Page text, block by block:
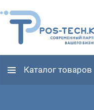
Каталог товаров